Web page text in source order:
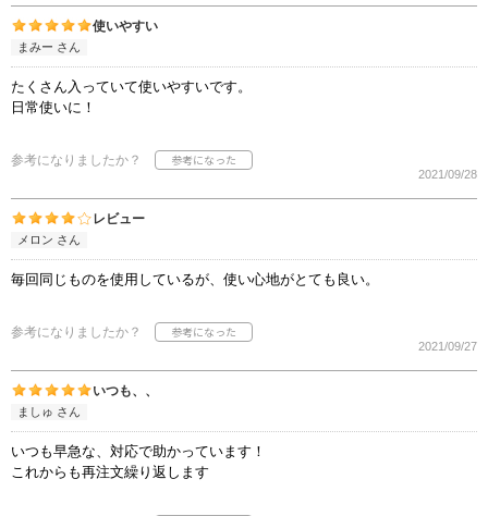
使いやすい
まみー さん
たくさん入っていて使いやすいです。
日常使いに！
参考になりましたか？
2021/09/28
レビュー
メロン さん
毎回同じものを使用しているが、使い心地がとても良い。
参考になりましたか？
2021/09/27
いつも、、
ましゅ さん
いつも早急な、対応で助かっています！
これからも再注文繰り返します